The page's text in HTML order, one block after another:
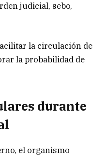
judicial, sebo,
la circulación de
la probabilidad de
durante
el organismo